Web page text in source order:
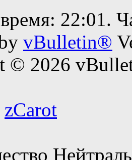
22:01.
vBulletin®
© 2026
zCarot